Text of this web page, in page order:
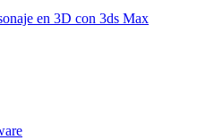
en 3D con 3ds Max